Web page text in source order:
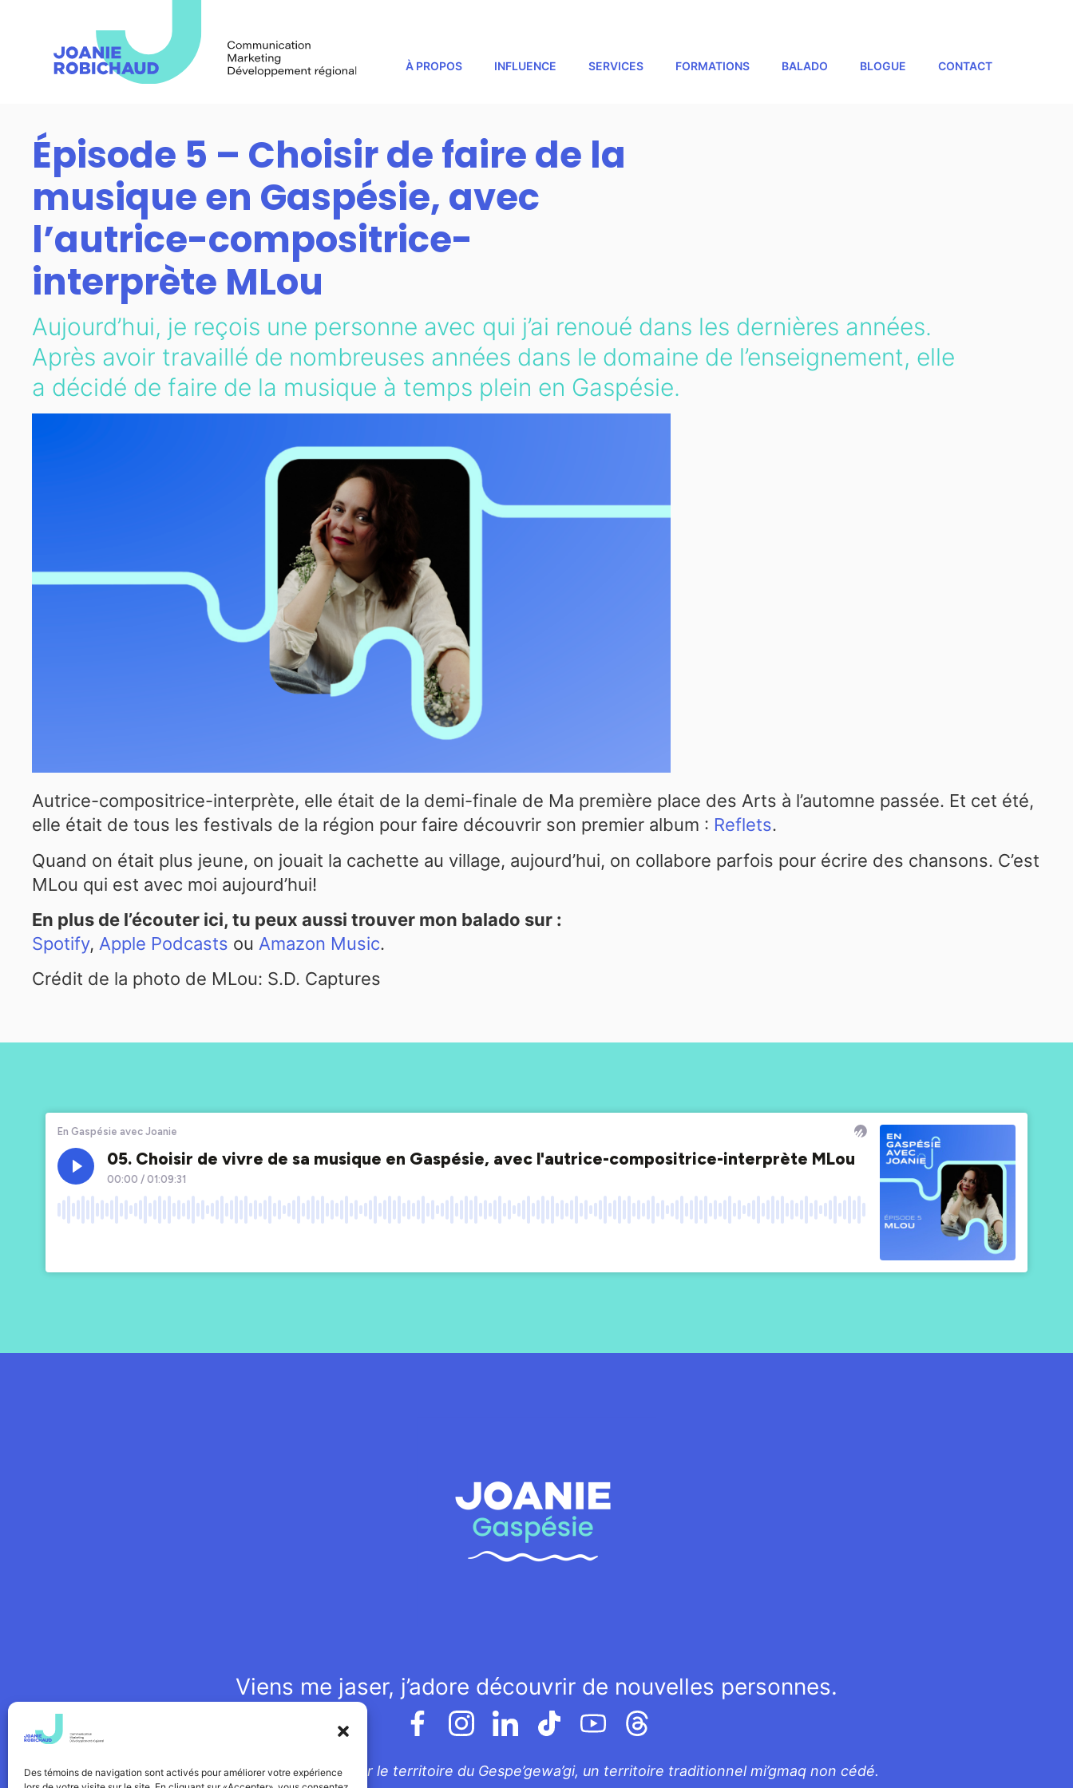
Des témoins de navigation sont activés pour améliorer votre expérience
À PROPOS INFLUENCE SERVICES FORMATIONS BALADO BLOGUE CONTACT
Épisode 5 – Choisir de faire de la
musique en Gaspésie, avec
l’autrice-compositrice-
interprète MLou
Aujourd’hui, je reçois une personne avec qui j’ai renoué dans les dernières années.
Après avoir travaillé de nombreuses années dans le domaine de l’enseignement, elle
a décidé de faire de la musique à temps plein en Gaspésie.
Autrice-compositrice-interprète, elle était de la demi-finale de Ma première place des Arts à l’automne passée. Et cet été,
elle était de tous les festivals de la région pour faire découvrir son premier album : Reflets.
Quand on était plus jeune, on jouait la cachette au village, aujourd’hui, on collabore parfois pour écrire des chansons. C’est
MLou qui est avec moi aujourd’hui!
En plus de l’écouter ici, tu peux aussi trouver mon balado sur :
Spotify, Apple Podcasts ou Amazon Music.
Crédit de la photo de MLou: S.D. Captures
Viens me jaser, j’adore découvrir de nouvelles personnes.
La Gaspésie est située sur le territoire du Gespe’gewa’gi, un territoire traditionnel mi’gmaq non cédé.